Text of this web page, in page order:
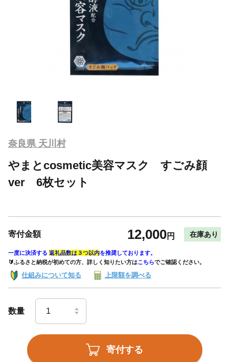
奈良県 天川村
やまとcosmetic美容マスク すごみ顔
ver 6枚セット
寄付金額 12,000円 在庫あり
一度に決済する 返礼品数は３つ以内を推奨しております。
🔰ふるさと納税が初めての方、詳しく知りたい方はこちらでご確認ください。
仕組みについて知る 上限額を調べる
数量
寄付する